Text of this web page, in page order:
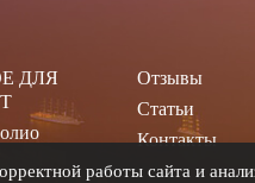
ДЛЯ
Отзывы
Статьи
Контакты
работы сайта и